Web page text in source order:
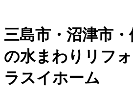
三島市・沼津市
の水まわりリフ
ラスイホーム